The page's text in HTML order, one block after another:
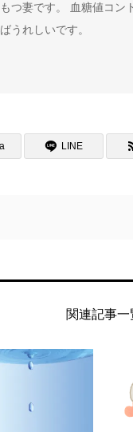
つ妻です。 血糖値コン
うれしいです。
LINE
関連記事一